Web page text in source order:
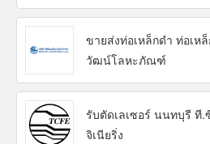
ขายส่งท่อเหล็กดำ ท่อเห
วัฒน์โลหะภัณฑ์
รับตัดเลเซอร์ นนทบุรี ที
จิเนียริ่ง